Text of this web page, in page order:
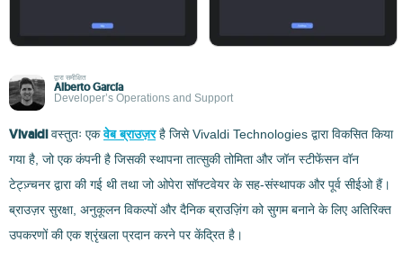
द्वारा समीक्षित
Alberto García
Developer’s Operations and Support
Vivaldiवस्तुतः एकवेब ब्राउज़रहै जिसे Vivaldi Technologies द्वारा विकसित किया
गया है, जो एक कंपनी है जिसकी स्थापना तात्सुकी तोमिता और जॉन स्टीफेंसन वॉन
टेट्ज़्चनर द्वारा की गई थी तथा जो ओपेरा सॉफ्टवेयर के सह-संस्थापक और पूर्व सीईओ हैं।
ब्राउज़र सुरक्षा, अनुकूलन विकल्पों और दैनिक ब्राउज़िंग को सुगम बनाने के लिए अतिरिक्त
उपकरणों की एक श्रृंखला प्रदान करने पर केंद्रित है।